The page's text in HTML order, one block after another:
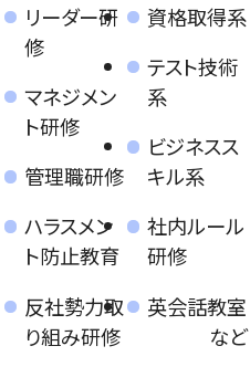
リーダー研
修
マネジメン
ト研修
管理職研修
ハラスメン
ト防止教育
反社勢力取
り組み研修
資格取得系
テスト技術
系
ビジネスス
キル系
社内ルール
研修
英会話教室
など